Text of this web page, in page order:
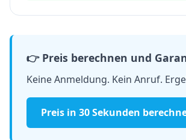
👉 Preis berechnen und
Keine Anmeldung. Kein Anruf.
Preis in 30 Sekunden